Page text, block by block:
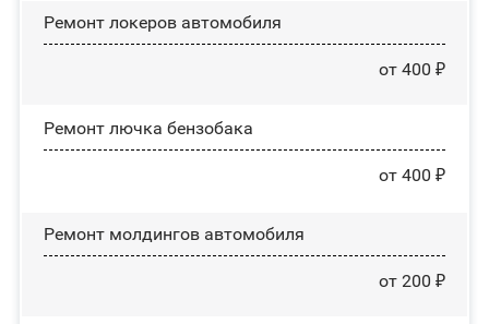
Ремонт лoĸepoв автомобиля
от 400 ₽
Ремонт лючка бензобака
от 400 ₽
Ремонт молдингов автомобиля
от 200 ₽